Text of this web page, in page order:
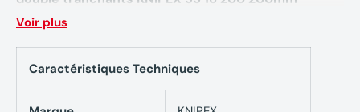
20mm/70mm²
Poignéesisolées par gaines bi-matière, certifiées VDE
Poids340 g
Voir plus
Caractéristiques Techniques